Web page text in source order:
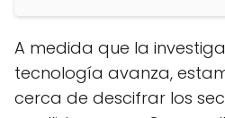
A medida que la
tecnología avanza,
cerca de descifrar los